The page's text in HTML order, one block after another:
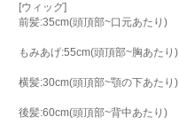
[ウィッグ]
前髪:35cm(頭頂部~口元あたり)
もみあげ:55cm(頭頂部~胸あたり)
横髪:30cm(頭頂部~顎の下あたり)
後髪:60cm(頭頂部~背中あたり)